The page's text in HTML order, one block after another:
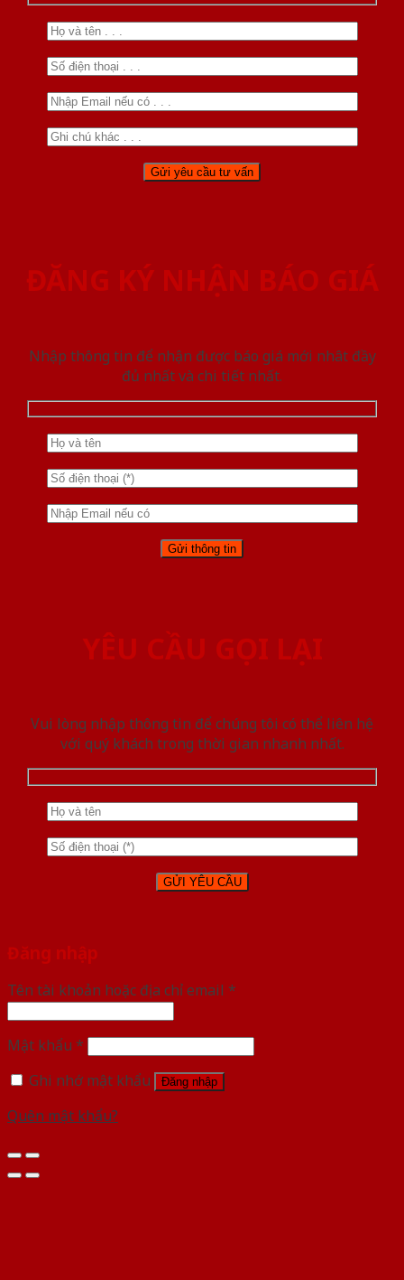
ĐĂNG KÝ NHẬN BÁO GIÁ
Nhập thông tin để nhận được báo giá mới nhât đầy
đủ nhất và chi tiết nhất.
YÊU CẦU GỌI LẠI
Vui lòng nhập thông tin để chúng tôi có thể liên hệ
với quý khách trong thời gian nhanh nhất.
Đăng nhập
Tên tài khoản hoặc địa chỉ email *
Mật khẩu *
Ghi nhớ mật khẩu
Đăng nhập
Quên mật khẩu?